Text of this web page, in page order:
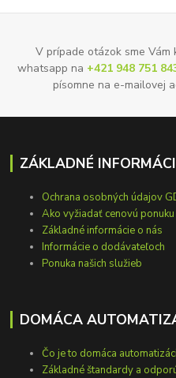
V prípade otázok sme
whatsapp na +421 948 751
písomne na e-mailovej
ZÁKLADNÉ
Ochrana osobných údajov
Ako vyžiadať cenovú ponuku
Základné informácie o nás
Informácie o dodávateľoch
Ponuka našich služieb
DOMÁCA
Čo je to domáca
Základné štandardy a